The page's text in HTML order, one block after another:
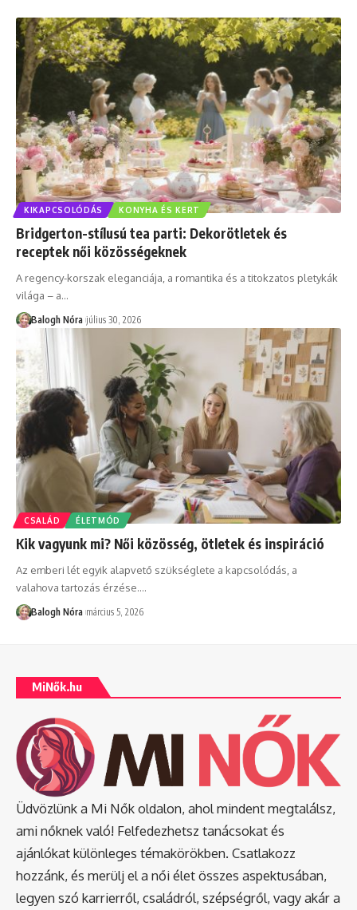
KIKAPCSOLÓDÁS KONYHA ÉS KERT
Bridgerton-stílusú tea parti: Dekorötletek és
receptek női közösségeknek
A regency-korszak eleganciája, a romantika és a titokzatos pletykák
világa – a…
Balogh Nóra július 30, 2026
CSALÁD ÉLETMÓD
Kik vagyunk mi? Női közösség, ötletek és inspiráció
Az emberi lét egyik alapvető szükséglete a kapcsolódás, a
valahova tartozás érzése.…
Balogh Nóra március 5, 2026
MiNők.hu
Üdvözlünk a Mi Nők oldalon, ahol mindent megtalálsz,
ami nőknek való! Felfedezhetsz tanácsokat és
ajánlókat különleges témakörökben. Csatlakozz
hozzánk, és merülj el a női élet összes aspektusában,
legyen szó karrierről, családról, szépségről, vagy akár a